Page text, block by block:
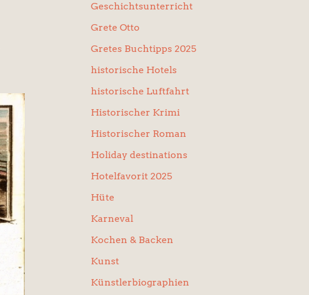
Geschichtsunterricht
Grete Otto
Gretes Buchtipps 2025
historische Hotels
historische Luftfahrt
Historischer Krimi
Historischer Roman
Holiday destinations
Hotelfavorit 2025
Hüte
Karneval
Kochen & Backen
Kunst
Künstlerbiographien